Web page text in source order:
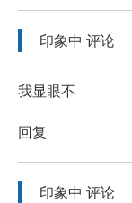
印象中 评论
我显眼不
回复
印象中 评论